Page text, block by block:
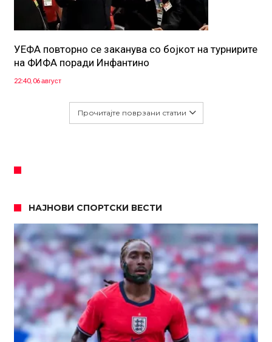
УЕФА повторно се заканува со бојкот на турнирите
на ФИФА поради Инфантино
22:40, 06 август
Прочитајте поврзани статии
НАЈНОВИ СПОРТСКИ ВЕСТИ